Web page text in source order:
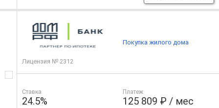
Лицензия № 2312
Ставка
24.5%
Платеж
125 809 ₽ / мес
Покупка жилого дома